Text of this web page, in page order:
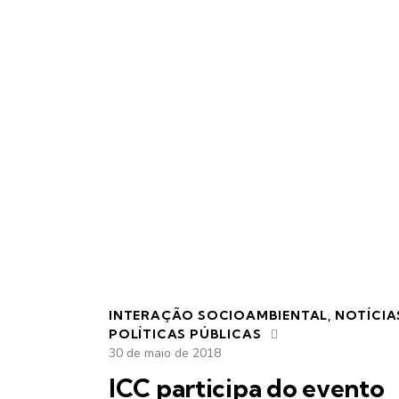
INTERAÇÃO SOCIOAMBIENTAL,
POLÍTICAS PÚBLICAS
30 de maio de 2018
ICC participa do evento